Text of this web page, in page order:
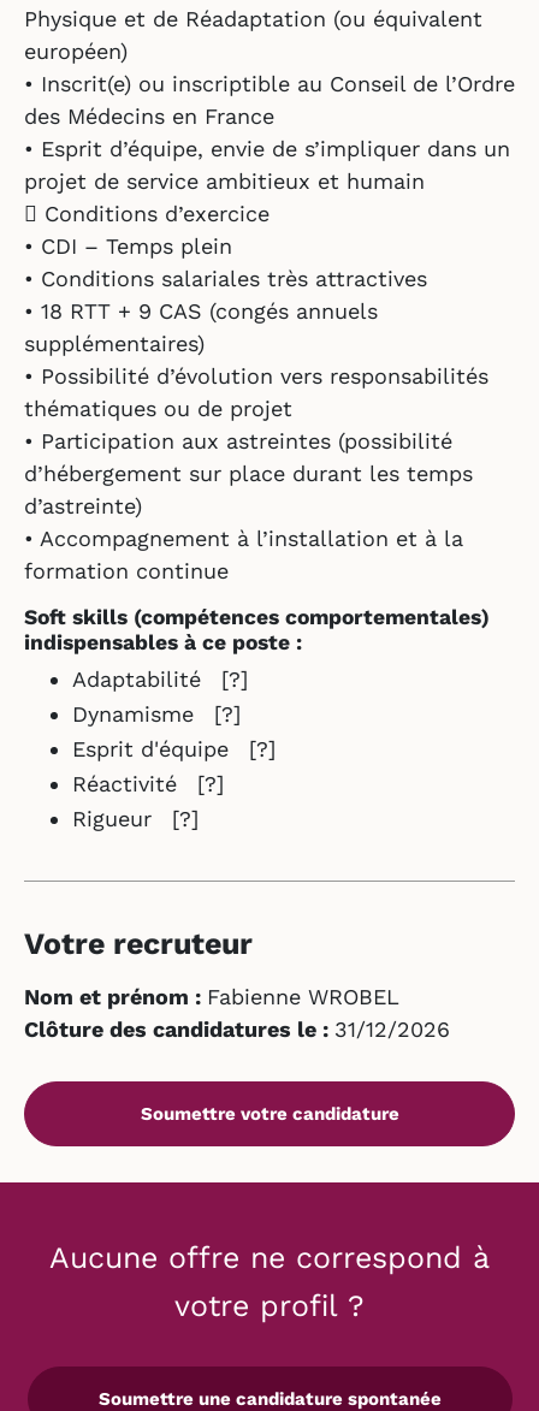
Physique et de Réadaptation (ou équivalent
européen)
• Inscrit(e) ou inscriptible au Conseil de l’Ordre
des Médecins en France
• Esprit d’équipe, envie de s’impliquer dans un
projet de service ambitieux et humain
 Conditions d’exercice
• CDI – Temps plein
• Conditions salariales très attractives
• 18 RTT + 9 CAS (congés annuels
supplémentaires)
• Possibilité d’évolution vers responsabilités
thématiques ou de projet
• Participation aux astreintes (possibilité
d’hébergement sur place durant les temps
d’astreinte)
• Accompagnement à l’installation et à la
formation continue
Soft skills (compétences comportementales)
indispensables à ce poste :
Adaptabilité
[?]
Dynamisme
[?]
Esprit d'équipe
[?]
Réactivité
[?]
Rigueur
[?]
Votre recruteur
Nom et prénom : Fabienne WROBEL
Clôture des candidatures le : 31/12/2026
Aucune offre ne correspond à
votre profil ?
Soumettre une candidature spontanée